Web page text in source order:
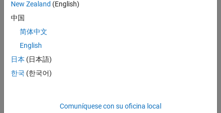
Optimice conjuntamente los componentes de sistemas inalámbricos 6G
Cronograma de 6G
Cada generación de un estándar de telecomunicaciones dura
aproximadamente 10 años antes de transitar a la próxima
ejemplo, el próximo estándar 5G que se publicará en 2024 (versión
New Zealand (English)
中国
简体中文
English
日本 (日本語)
한국 (한국어)
Comuníquese con su oficina local